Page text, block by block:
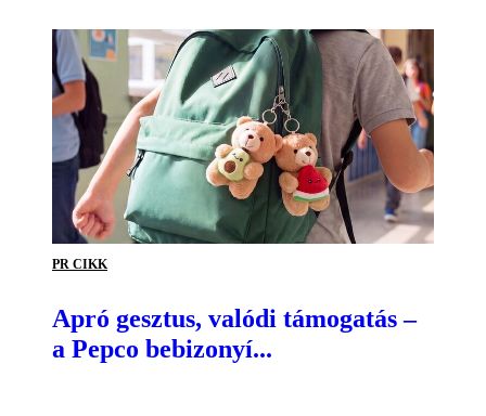
PR CIKK
Apró gesztus, valódi támogatás –
a Pepco bebizonyí...